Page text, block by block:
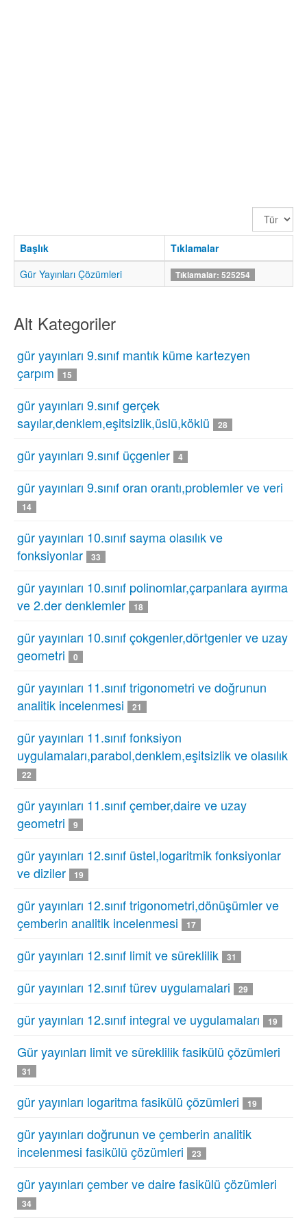
Sayısı
Başlık
Tıklamalar
Gür Yayınları Çözümleri
Tıklamalar: 525254
Alt Kategoriler
gür yayınları 9.sınıf mantık küme kartezyen
çarpım
15
gür yayınları 9.sınıf gerçek
sayılar,denklem,eşitsizlik,üslü,köklü
28
gür yayınları 9.sınıf üçgenler 4
gür yayınları 9.sınıf oran orantı,problemler ve veri
14
gür yayınları 10.sınıf sayma olasılık ve
fonksiyonlar
33
gür yayınları 10.sınıf polinomlar,çarpanlara ayırma
ve 2.der denklemler
18
gür yayınları 10.sınıf çokgenler,dörtgenler ve uzay
geometri
0
gür yayınları 11.sınıf trigonometri ve doğrunun
analitik incelenmesi
21
gür yayınları 11.sınıf fonksiyon
uygulamaları,parabol,denklem,eşitsizlik ve olasılık
22
gür yayınları 11.sınıf çember,daire ve uzay
geometri
9
gür yayınları 12.sınıf üstel,logaritmik fonksiyonlar
ve diziler
19
gür yayınları 12.sınıf trigonometri,dönüşümler ve
çemberin analitik incelenmesi
17
gür yayınları 12.sınıf limit ve süreklilik 31
gür yayınları 12.sınıf türev uygulamalari 29
gür yayınları 12.sınıf integral ve uygulamaları 19
Gür yayınları limit ve süreklilik fasikülü çözümleri
31
gür yayınları logaritma fasikülü çözümleri 19
gür yayınları doğrunun ve çemberin analitik
incelenmesi fasikülü çözümleri
23
gür yayınları çember ve daire fasikülü çözümleri
34